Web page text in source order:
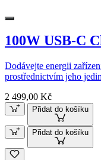
100W USB-C
Dodávejte energii
prostřednictvím jeho
2 499,00 Kč
Přidat do košíku
Přidat do košíku